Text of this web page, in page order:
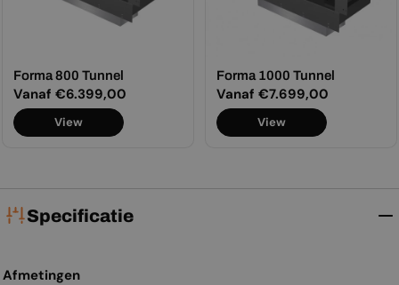
Forma 800 Tunnel
Normale
prijs
Vanaf €6.399,00
View
Forma 1000 Tunnel
Normale
prijs
Vanaf €7.699,00
View
Specificatie
Afmetingen